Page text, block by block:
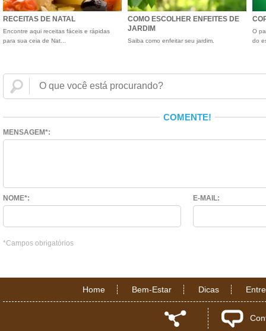
RECEITAS DE NATAL
Encontre aqui receitas fáceis e rápidas
para sua ceia de Nat...
COMO ESCOLHER ENFEITES DE
JARDIM
Saiba como enfeitar seu jardim.
O
do
COMENTE!
MENSAGEM*:
NOME*: E-MAIL:
*Campos obrigatórios
Home Bem-Estar Dicas